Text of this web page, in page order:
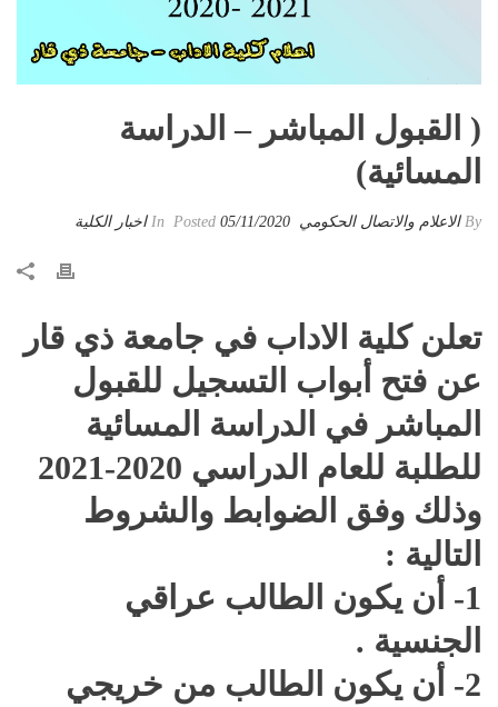
( القبول المباشر – الدراسة
المسائية)
By الاعلام والاتصال الحكومي 05/11/2020 اخبار الكلية
تعلن كلية الاداب في جامعة ذي قار
عن فتح أبواب التسجيل للقبول
المباشر في الدراسة المسائية
للطلبة للعام الدراسي 2020-2021
وذلك وفق الضوابط والشروط
التالية :
1- أن يكون الطالب عراقي
الجنسية .
2- أن يكون الطالب من خريجي